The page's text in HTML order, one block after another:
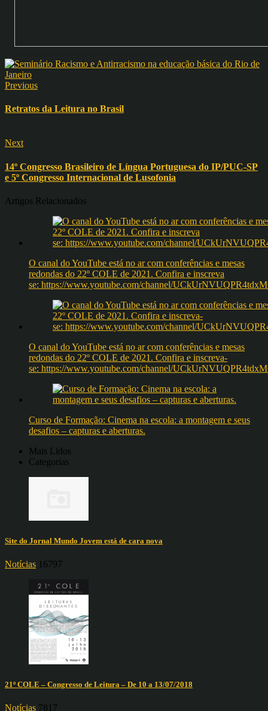
Previous
Retratos da Leitura no Brasil
Next
14º Congresso Brasileiro de Língua Portuguesa do IP/PUC-SP
e 5º Congresso Internacional de Lusofonia
Artigos Relacionados
O canal do YouTube está no ar com conferências e mesas
redondas do 22º COLE de 2021. Confira e inscreva
se: https://www.youtube.com/channel/
O canal do YouTube está no ar com conferências e mesas
redondas do 22º COLE de 2021. Confira e inscreva-
se: https://www.youtube.com/channel/
Curso de Formação: Cinema na escola: a montagem e seus
desafios – capturas e aberturas.
Mais Lidos
Categorias
Site do Jornal Mundo Jovem está de cara nova
Notícias 16797
21º COLE – Congresso de Leitura – De 10 a 13/07/2018
Notícias 7817